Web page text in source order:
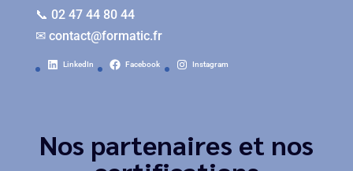
📞 02 47 44 80 44
✉ contact@formatic.fr
LinkedIn Facebook Instagram
Nos partenaires et nos